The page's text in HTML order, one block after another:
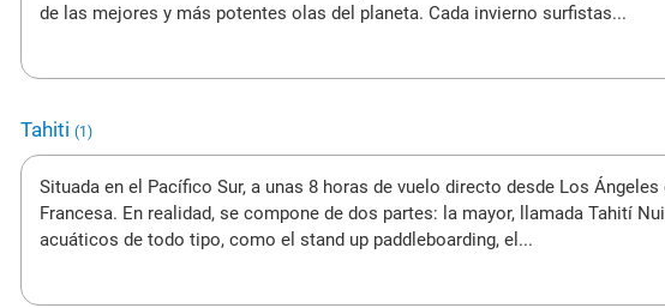
de las mejores y más potentes olas del planeta. Cada invierno surfistas...
Tahiti (1)
Situada en el Pacífico Sur, a unas 8 horas de vuelo directo desde Los
Francesa. En realidad, se compone de dos partes: la mayor, llamada Tahití
acuáticos de todo tipo, como el stand up paddleboarding, el...